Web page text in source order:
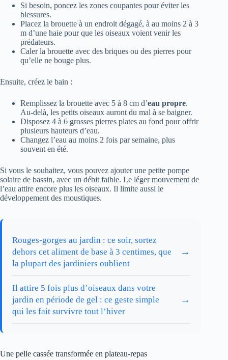
Si besoin, poncez les zones coupantes pour éviter les
blessures.
Placez la brouette à un endroit dégagé, à au moins 2 à 3
m d’une haie pour que les oiseaux voient venir les
prédateurs.
Caler la brouette avec des briques ou des pierres pour
qu’elle ne bouge plus.
Ensuite, créez le bain :
Remplissez la brouette avec 5 à 8 cm d’eau propre.
Au-delà, les petits oiseaux auront du mal à se baigner.
Disposez 4 à 6 grosses pierres plates au fond pour offrir
plusieurs hauteurs d’eau.
Changez l’eau au moins 2 fois par semaine, plus
souvent en été.
Si vous le souhaitez, vous pouvez ajouter une petite pompe
solaire de bassin, avec un débit faible. Le léger mouvement de
l’eau attire encore plus les oiseaux. Il limite aussi le
développement des moustiques.
Rouges-gorges au jardin : ce soir, sortez
dehors cet aliment de base à 3 centimes, que
la plupart des jardiniers oublient
→
Il attire 5 fois plus d’oiseaux dans votre
jardin en période de gel : ce geste simple
qui les fait survivre tout l’hiver
→
Une pelle cassée transformée en plateau-repas